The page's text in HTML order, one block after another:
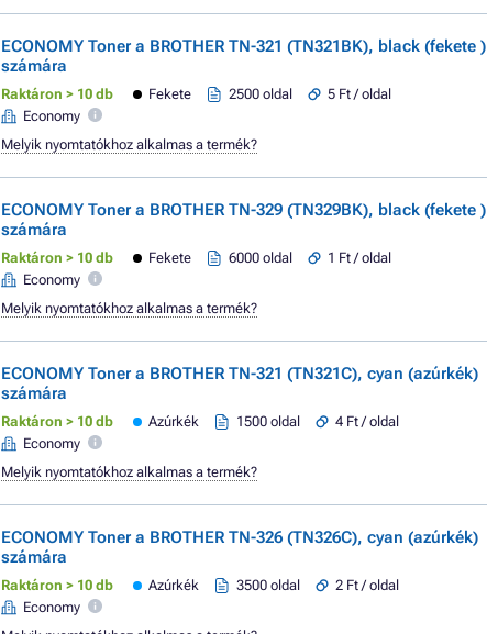
ECONOMY Toner a BROTHER TN-321 (TN321BK), black (fekete )
számára
Raktáron > 10 db Fekete 2500 oldal
5 Ft / oldal
Economy
Melyik nyomtatókhoz alkalmas a termék?
ECONOMY Toner a BROTHER TN-329 (TN329BK), black (fekete )
számára
Raktáron > 10 db Fekete 6000 oldal
1 Ft / oldal
Economy
Melyik nyomtatókhoz alkalmas a termék?
ECONOMY Toner a BROTHER TN-321 (TN321C), cyan (azúrkék)
számára
Raktáron > 10 db Azúrkék 1500 oldal
4 Ft / oldal
Economy
Melyik nyomtatókhoz alkalmas a termék?
ECONOMY Toner a BROTHER TN-326 (TN326C), cyan (azúrkék)
számára
Raktáron > 10 db Azúrkék 3500 oldal
2 Ft / oldal
Economy